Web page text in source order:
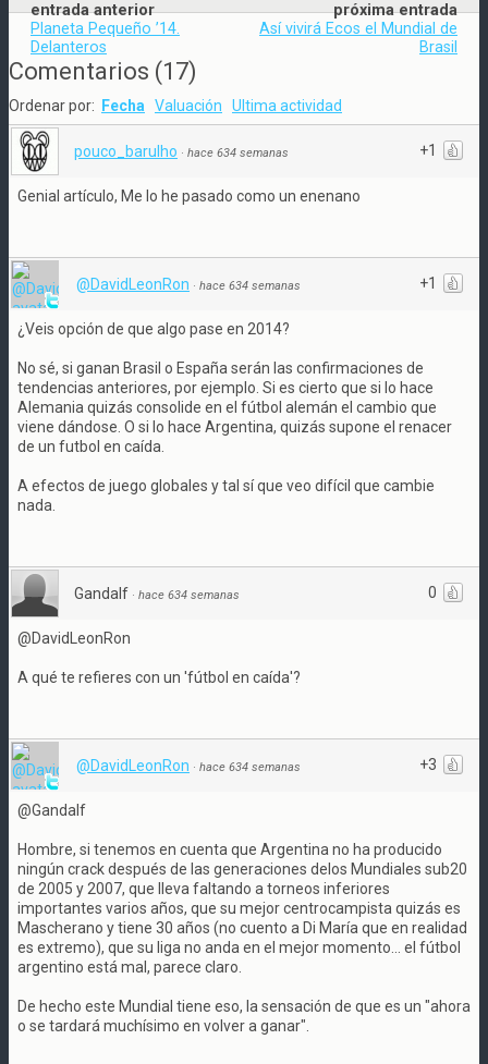
entrada anterior
Planeta Pequeño ’14.
Delanteros
próxima entrada
Así vivirá Ecos el Mundial de
Brasil
Comentarios (17)
Ordenar por: Fecha Valuación Ultima actividad
+1
pouco_barulho · hace 634 semanas
Genial artículo, Me lo he pasado como un enenano
+1
@DavidLeonRon · hace 634 semanas
¿Veis opción de que algo pase en 2014?
No sé, si ganan Brasil o España serán las confirmaciones de
tendencias anteriores, por ejemplo. Si es cierto que si lo hace
Alemania quizás consolide en el fútbol alemán el cambio que
viene dándose. O si lo hace Argentina, quizás supone el renacer
de un futbol en caída.
A efectos de juego globales y tal sí que veo difícil que cambie
nada.
0
Gandalf · hace 634 semanas
@DavidLeonRon
A qué te refieres con un 'fútbol en caída'?
+3
@DavidLeonRon · hace 634 semanas
@Gandalf
Hombre, si tenemos en cuenta que Argentina no ha producido
ningún crack después de las generaciones delos Mundiales sub20
de 2005 y 2007, que lleva faltando a torneos inferiores
importantes varios años, que su mejor centrocampista quizás es
Mascherano y tiene 30 años (no cuento a Di María que en realidad
es extremo), que su liga no anda en el mejor momento... el fútbol
argentino está mal, parece claro.
De hecho este Mundial tiene eso, la sensación de que es un "ahora
o se tardará muchísimo en volver a ganar".